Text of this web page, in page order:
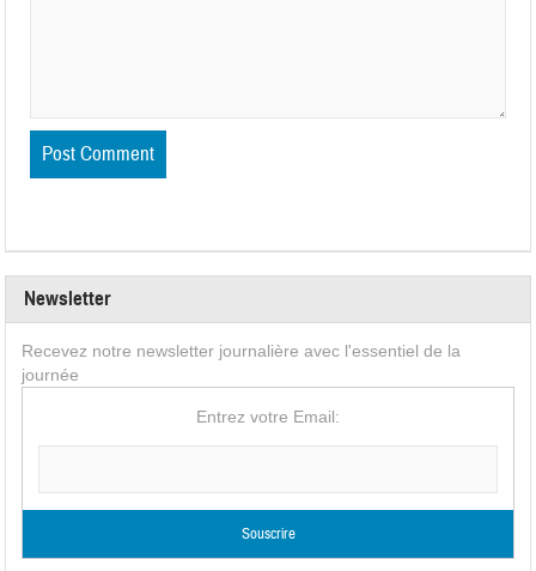
Newsletter
Recevez notre newsletter journalière avec l'essentiel de la
journée
Entrez votre Email: